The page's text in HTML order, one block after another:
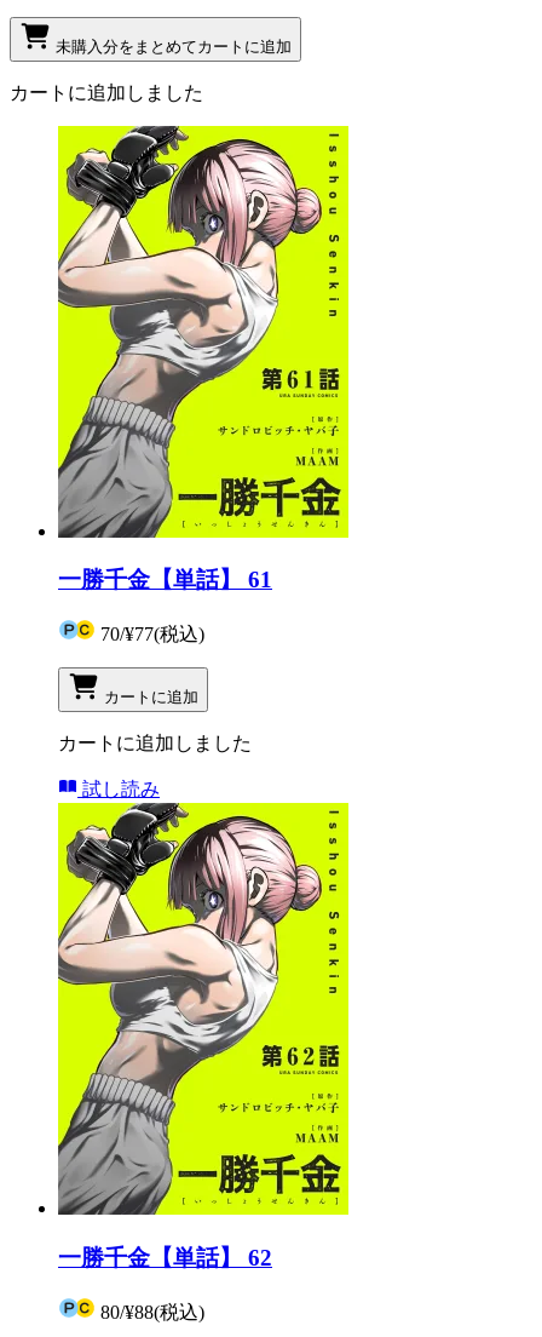
未購入分をまとめてカートに追加
カートに追加しました
一勝千金【単話】 61
70/¥77(税込)
カートに追加
カートに追加しました
試し読み
一勝千金【単話】 62
80/¥88(税込)